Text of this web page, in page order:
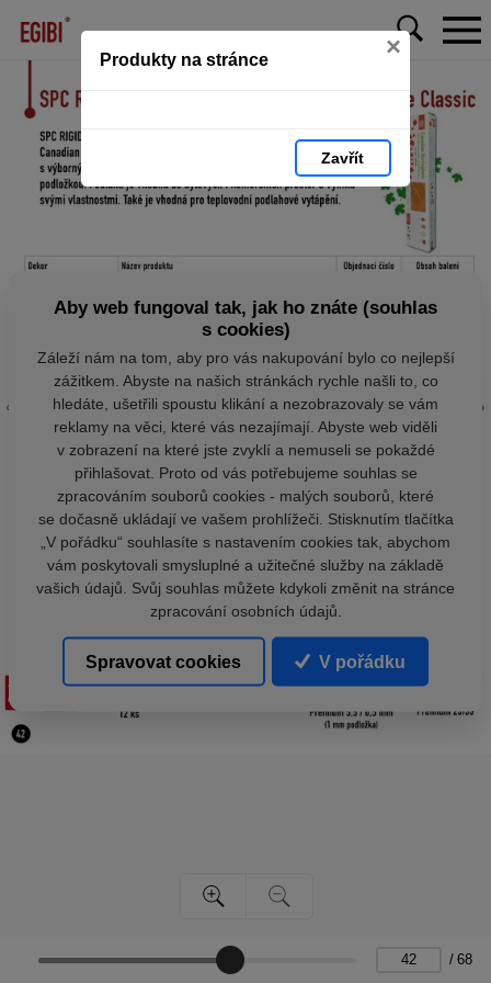
Produkty na stránce ×
Zavřít
/ 68
Aby web fungoval tak, jak ho znáte (souhlas
s cookies)
Záleží nám na tom, aby pro vás nakupování bylo co nejlepší
zážitkem. Abyste na našich stránkách rychle našli to, co
hledáte, ušetřili spoustu klikání a nezobrazovaly se vám
reklamy na věci, které vás nezajímají. Abyste web viděli
v zobrazení na které jste zvyklí a nemuseli se pokaždé
přihlašovat. Proto od vás potřebujeme souhlas se
zpracováním souborů cookies - malých souborů, které
se dočasně ukládají ve vašem prohlížeči. Stisknutím tlačítka
„V pořádku“ souhlasíte s nastavením cookies tak, abychom
vám poskytovali smysluplné a užitečné služby na základě
vašich údajů. Svůj souhlas můžete kdykoli změnit na stránce
zpracování osobních údajů.
Spravovat cookies V pořádku